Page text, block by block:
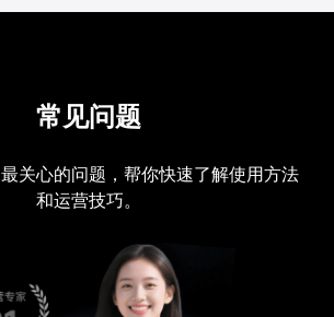
常见问题
关心的问题，帮你快速了解使用方法
和运营技巧。